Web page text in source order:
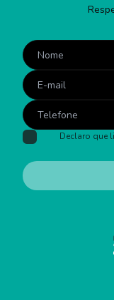
Declaro que